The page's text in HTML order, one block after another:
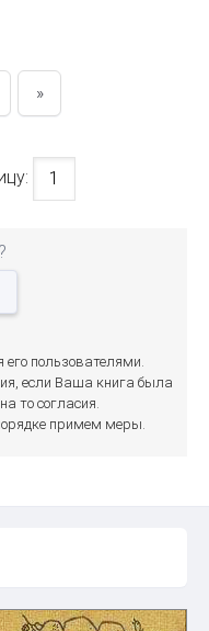
»
пользователями.
если Ваша книга была
то согласия.
примем меры.